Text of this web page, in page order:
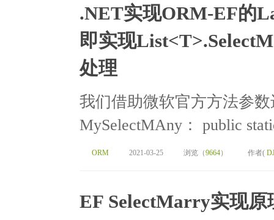
.NET实现ORM-EF的
即实现
处理
我们借助微软官方方法参
MySelectMAny： public
ORM 2021-03-25 浏览（9664） 作者(
EF SelectMarry实现原